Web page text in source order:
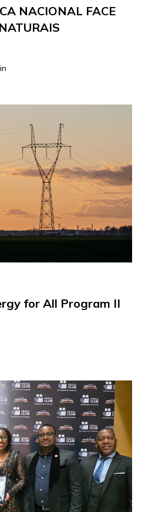
NACIONAL FACE
for All Program II